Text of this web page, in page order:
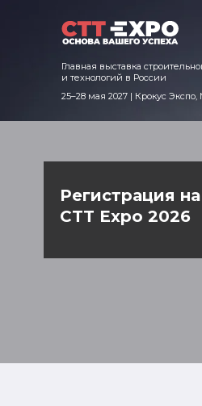
Главная выставка
и технологий в России
25–28 мая 2027 | Крокус Экспо,
Регистрация на
CTT Expo 2026